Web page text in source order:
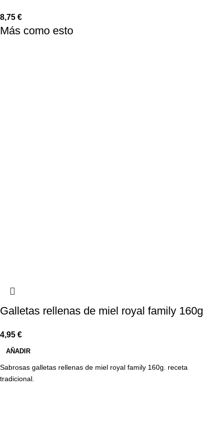
8,75 €
Más como esto
Galletas rellenas de miel royal family 160g
4,95 €
AÑADIR
Sabrosas galletas rellenas de miel royal family 160g. receta
tradicional.